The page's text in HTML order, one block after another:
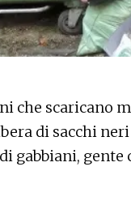
che scaricano
di sacchi
gabbiani, gente